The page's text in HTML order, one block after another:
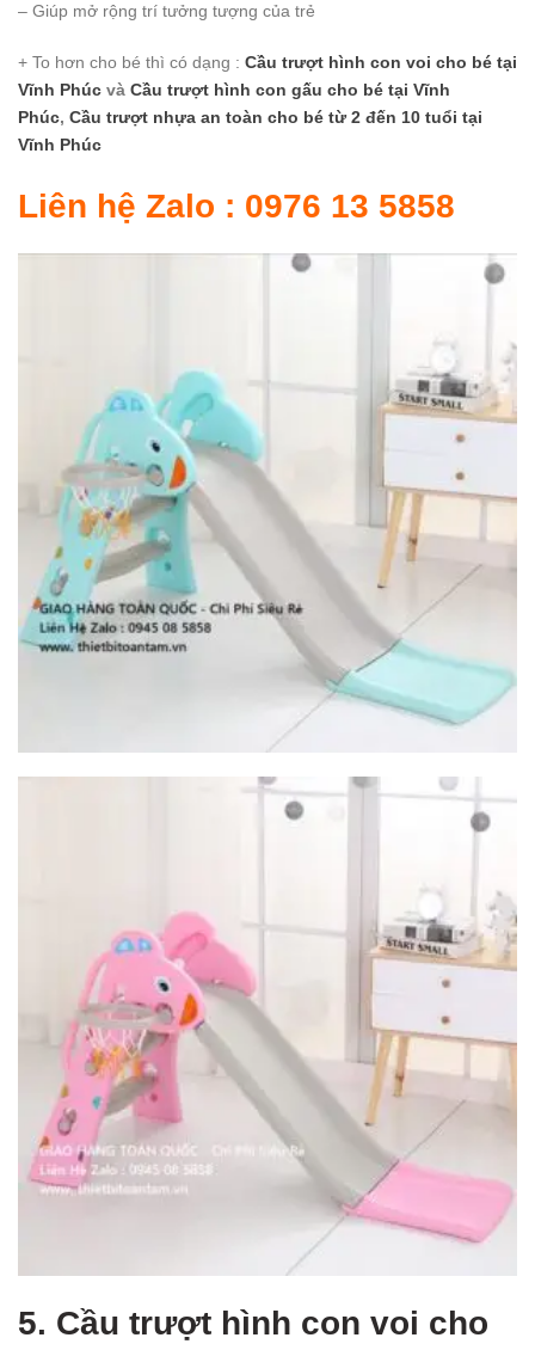
– Giúp mở rộng trí tưởng tượng của trẻ
+ To hơn cho bé thì có dạng : Cầu trượt hình con voi cho bé tại
Vĩnh Phúc và Cầu trượt hình con gấu cho bé tại Vĩnh
Phúc, Cầu trượt nhựa an toàn cho bé từ 2 đến 10 tuổi tại
Vĩnh Phúc
Liên hệ Zalo : 0976 13 5858
5. Cầu trượt hình con voi cho